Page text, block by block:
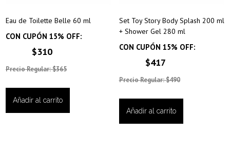
Eau de Toilette Belle 60 ml
CON CUPÓN 15% OFF:
$310
Precio Regular: $365
Añadir al carrito
Set Toy Story Body Splash 200 ml
+ Shower Gel 280 ml
CON CUPÓN 15% OFF:
$417
Precio Regular: $490
Añadir al carrito